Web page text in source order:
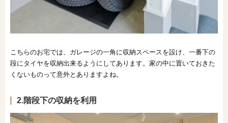
こちらのお宅では、ガレージの一角に収納スペースを設け、一番下の
段にタイヤを収納出来るようにしてあります。家の中に置いておきた
くないものって意外とありますよね。
2.階段下の収納を利用